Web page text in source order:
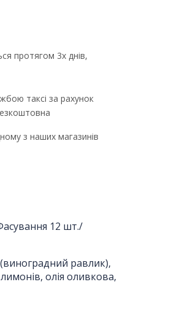
протягом 3х днів,
таксі за рахунок
з наших магазинів
12 шт./
равлик),
олія оливкова,